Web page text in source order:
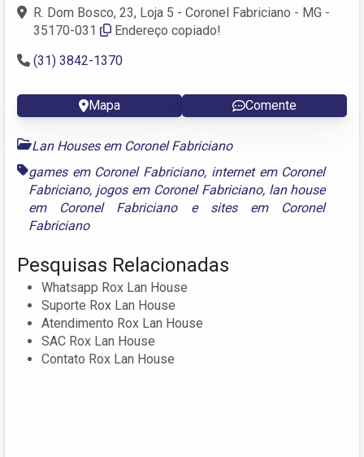
R. Dom Bosco, 23, Loja 5 - Coronel Fabriciano - MG -
35170-031
Endereço copiado!
(31) 3842-1370
Mapa Comente
Lan Houses em Coronel Fabriciano
games em Coronel Fabriciano, internet em Coronel
Fabriciano, jogos em Coronel Fabriciano, lan house
em Coronel Fabricianoe sites em Coronel
Fabriciano
Pesquisas Relacionadas
Whatsapp Rox Lan House
Suporte Rox Lan House
Atendimento Rox Lan House
SAC Rox Lan House
Contato Rox Lan House